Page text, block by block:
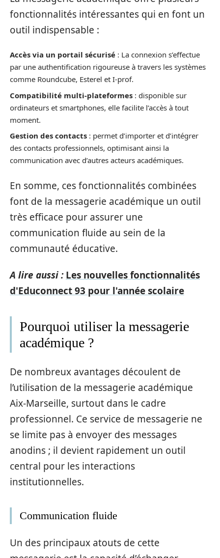
fonctionnalités intéressantes qui en font un
outil indispensable :
Accès via un portail sécurisé : La connexion s’effectue
par une authentification rigoureuse à travers les systèmes
comme Roundcube, Esterel et I-prof.
Compatibilité multi-plateformes : disponible sur
ordinateurs et smartphones, elle facilite l’accès à tout
moment.
Gestion des contacts : permet d’importer et d’intégrer
des contacts professionnels, optimisant ainsi la
communication avec d’autres acteurs académiques.
En somme, ces fonctionnalités combinées
font de la messagerie académique un outil
très efficace pour assurer une
communication fluide au sein de la
communauté éducative.
A lire aussi : Les nouvelles fonctionnalités
d'Educonnect 93 pour l'année scolaire
Pourquoi utiliser la messagerie
académique ?
De nombreux avantages découlent de
l’utilisation de la messagerie académique
Aix-Marseille, surtout dans le cadre
professionnel. Ce service de messagerie ne
se limite pas à envoyer des messages
anodins ; il devient rapidement un outil
central pour les interactions
institutionnelles.
Communication fluide
Un des principaux atouts de cette